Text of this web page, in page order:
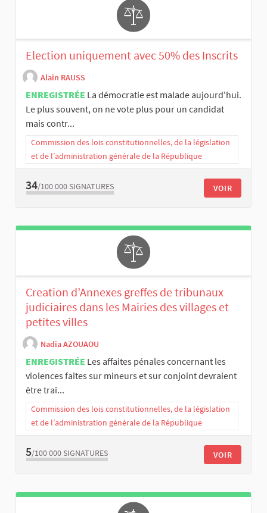
Election uniquement avec 50% des Inscrits
Alain RAUSS
ENREGISTRÉE La démocratie est malade aujourd'hui.
Le plus souvent, on ne vote plus pour un candidat
mais contr...
Commission des lois constitutionnelles, de la législation
et de l’administration générale de la République
34/100 000 SIGNATURES VOIR
Creation d’Annexes greffes de tribunaux
judiciaires dans les Mairies des villages et
petites villes
Nadia AZOUAOU
ENREGISTRÉE Les affaites pénales concernant les
violences faites sur mineurs et sur conjoint devraient
être trai...
Commission des lois constitutionnelles, de la législation
et de l’administration générale de la République
5/100 000 SIGNATURES VOIR